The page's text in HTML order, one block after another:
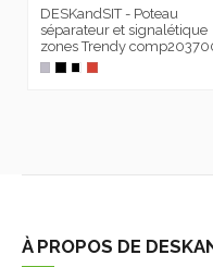
DESKandSIT - Poteau
séparateur et signalétique
zones Trendy
À PROPOS DE